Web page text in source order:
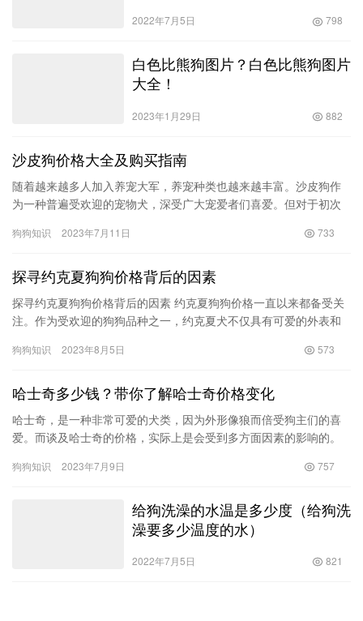
2022年7月5日 798
白色比熊狗图片？白色比熊狗图片
大全！
2023年1月29日 882
沙皮狗价格大全及购买指南
随着越来越多人加入养宠大军，养宠种类也越来越丰富。沙皮狗作
为一种普遍受欢迎的宠物犬，深受广大宠爱者们喜爱。但对于初次
转向的…
狗狗知识 2023年7月11日 733
探寻约克夏狗狗价格背后的因素
探寻约克夏狗狗价格背后的因素 约克夏狗狗价格一直以来都备受关
注。作为受欢迎的狗狗品种之一，约克夏犬不仅具有可爱的外表和
背后…
狗狗知识 2023年8月5日 573
哈士奇多少钱？带你了解哈士奇价格变化
哈士奇，是一种非常可爱的犬类，因为外形像狼而倍受狗主们的喜
爱。而谈及哈士奇的价格，实际上是会受到多方面因素的影响的。
基本…
狗狗知识 2023年7月9日 757
给狗洗澡的水温是多少度（给狗洗
澡要多少温度的水）
2022年7月5日 821